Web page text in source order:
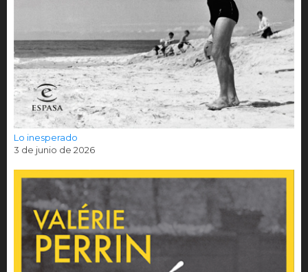
Lo inesperado
3 de junio de 2026